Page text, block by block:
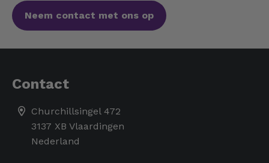
Neem contact met ons op
Contact
Churchillsingel 472
3137 XB Vlaardingen
Nederland